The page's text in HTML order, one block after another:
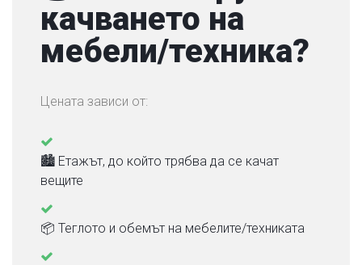
качването на
мебели/техника?
Цената зависи от:
🏙 Етажът, до който трябва да се качат
вещите
📦 Теглото и обемът на мебелите/техниката